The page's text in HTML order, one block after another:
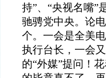
持”、“央视名嘴”
驰骋党中央。论
个。一会是全美
执行台长，一会
的“外媒”提问！